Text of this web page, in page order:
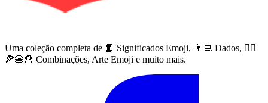
Uma coleção completa de 📙 Significados Emoji, 👨‍💻 Dados, 🙅‍♀️
🍕🍔🍟 Combinações, Arte Emoji e muito mais.